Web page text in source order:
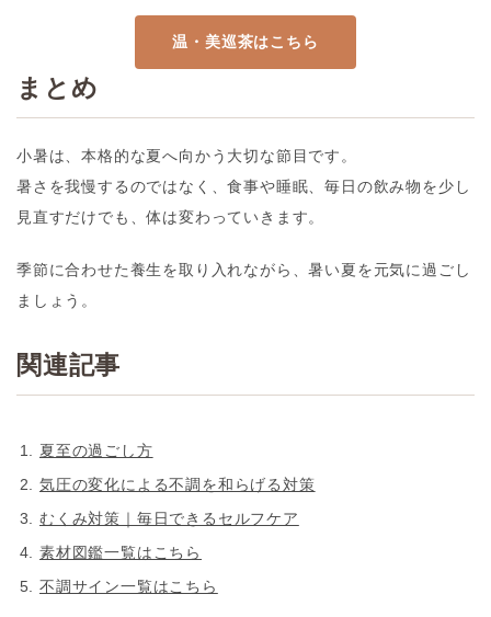
温・美巡茶はこちら
まとめ
小暑は、本格的な夏へ向かう大切な節目です。
暑さを我慢するのではなく、食事や睡眠、毎日の飲み物を少し
見直すだけでも、体は変わっていきます。
季節に合わせた養生を取り入れながら、暑い夏を元気に過ごし
ましょう。
関連記事
夏至の過ごし方
気圧の変化による不調を和らげる対策
むくみ対策｜毎日できるセルフケア
素材図鑑一覧はこちら
不調サイン一覧はこちら